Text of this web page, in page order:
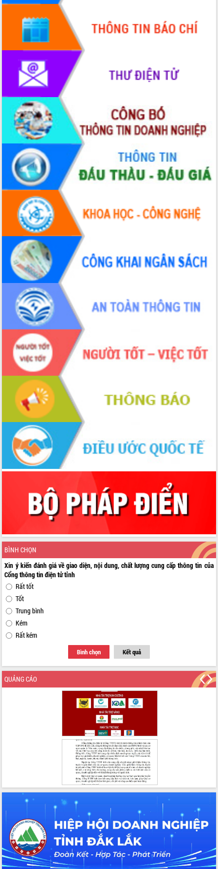
BÌNH CHỌN
Xin ý kiến đánh giá về giao diện, nội dung, chất lượng cung cấp thông tin của
Cổng thông tin điện tử tỉnh
Rất tốt
Tốt
Trung bình
Kém
Rất kém
Bình chọn Kết quả
QUẢNG CÁO